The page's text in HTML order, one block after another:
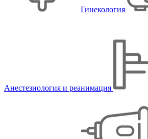
Гинекология
Анестезиология и реанимация